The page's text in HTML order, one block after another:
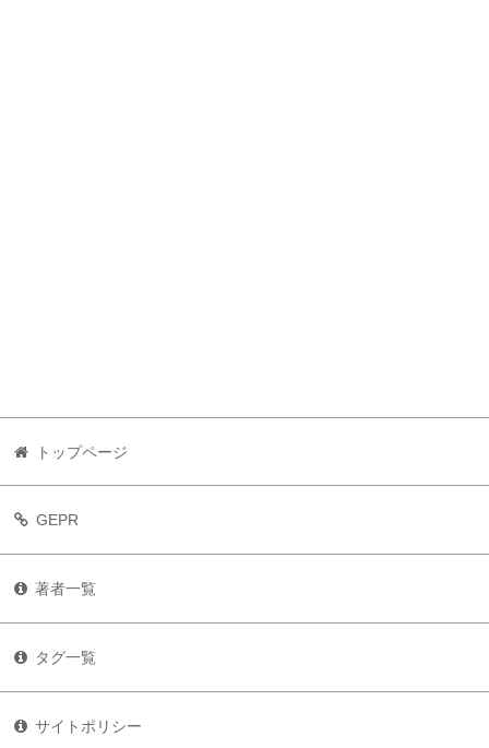
トップページ
GEPR
著者一覧
タグ一覧
サイトポリシー